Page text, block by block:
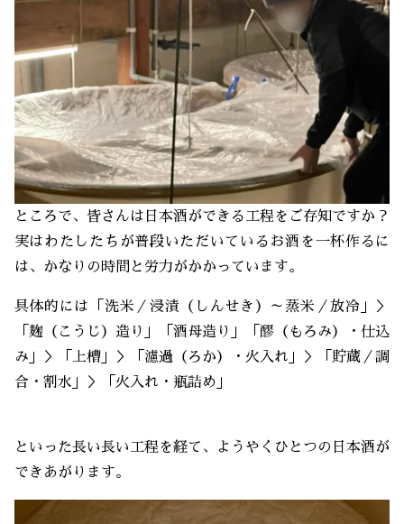
ところで、皆さんは日本酒ができる工程をご存知ですか？
実はわたしたちが普段いただいているお酒を一杯作るに
は、かなりの時間と労力がかかっています。
具体的には「洗米／浸漬（しんせき）～蒸米／放冷」＞
「麹（こうじ）造り」「酒母造り」「醪（もろみ）・仕込
み」＞「上槽」＞「濾過（ろか）・火入れ」＞「貯蔵／調
合・割水」＞「火入れ・瓶詰め」
といった長い長い工程を経て、ようやくひとつの日本酒が
できあがります。